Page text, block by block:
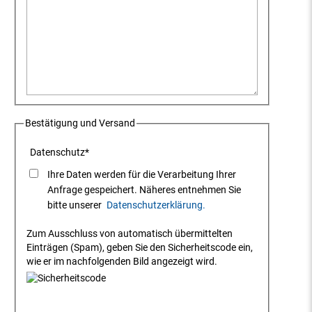
Bestätigung und Versand
Datenschutz*
Ihre Daten werden für die Verarbeitung Ihrer
Anfrage gespeichert. Näheres entnehmen Sie
bitte unserer Datenschutzerklärung.
Zum Ausschluss von automatisch übermittelten
Einträgen (Spam), geben Sie den Sicherheitscode ein,
wie er im nachfolgenden Bild angezeigt wird.